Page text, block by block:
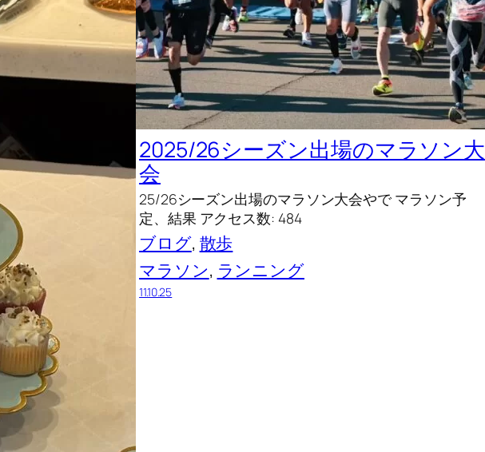
2025/26シーズン出場のマラソン大
会
25/26シーズン出場のマラソン大会やで マラソン予
定、結果 アクセス数: 484
ブログ, 散歩
マラソン, ランニング
11.10.25